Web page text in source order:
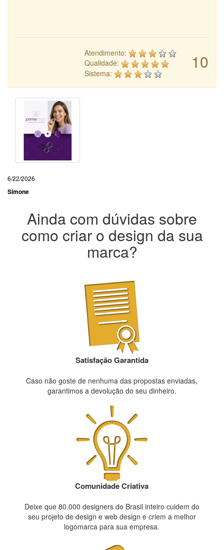
10
Atendimento:
Qualidade:
Sistema:
6/22/2026
Simone
Ainda com dúvidas sobre
como criar o design da sua
marca?
Satisfação Garantida
Caso não goste de nenhuma das propostas enviadas,
garantimos a devolução do seu dinheiro.
Comunidade Criativa
Deixe que 80.000 designers do Brasil inteiro cuidem do
seu projeto de design e web design e criem a melhor
logomarca para sua empresa.